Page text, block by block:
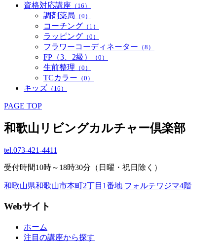
資格対応講座 （16）
調剤薬局 （0）
コーチング （1）
ラッピング （0）
フラワーコーディネーター （8）
FP（3、2級） （0）
生前整理 （0）
TCカラー （0）
キッズ （16）
PAGE TOP
和歌山リビングカルチャー倶楽部
tel.073-421-4411
受付時間10時～18時30分（日曜・祝日除く）
和歌山県和歌山市本町2丁目1番地 フォルテワジマ4階
Webサイト
ホーム
注目の講座から探す